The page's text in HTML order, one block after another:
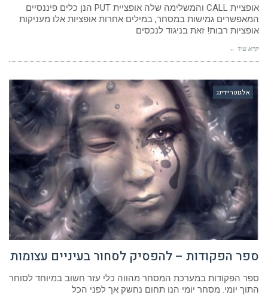
אופציית CALL והמשלימה שלה אופציית PUT הנן כלים פיננסיים
המאפשרים גמישות במסחר, במילים אחרות אופציות אלו מעניקות
אופציות רבות! זאת בניגוד לנכסים
קרא עוד ←
אלגוטריידינג
ספר הפקודות – להפסיק לסחור בעיניים עצומות
ספר הפקודות במערכת המסחר מהווה כלי עזר חשוב במיוחד לסוחר
התוך יומי. מסחר יומי הנו תחום נחשק אך לפני הכל